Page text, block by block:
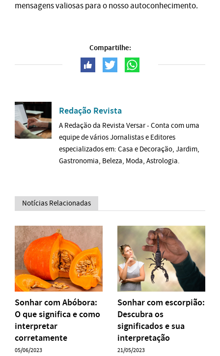
mensagens valiosas para o nosso autoconhecimento.
Compartilhe:
Redação Revista
A Redação da Revista Versar - Conta com uma
equipe de vários Jornalistas e Editores
especializados em: Casa e Decoração, Jardim,
Gastronomia, Beleza, Moda, Astrologia.
Notícias Relacionadas
Sonhar com Abóbora:
O que significa e como
interpretar
corretamente
05/06/2023
Sonhar com escorpião:
Descubra os
significados e sua
interpretação
21/05/2023